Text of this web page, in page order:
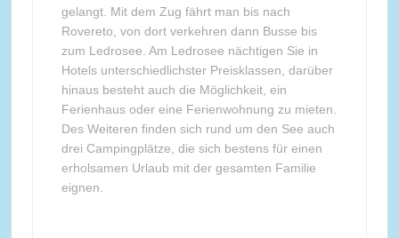
gelangt. Mit dem Zug fährt man bis nach
Rovereto, von dort verkehren dann Busse bis
zum Ledrosee. Am Ledrosee nächtigen Sie in
Hotels unterschiedlichster Preisklassen, darüber
hinaus besteht auch die Möglichkeit, ein
Ferienhaus oder eine Ferienwohnung zu mieten.
Des Weiteren finden sich rund um den See auch
drei Campingplätze, die sich bestens für einen
erholsamen Urlaub mit der gesamten Familie
eignen.